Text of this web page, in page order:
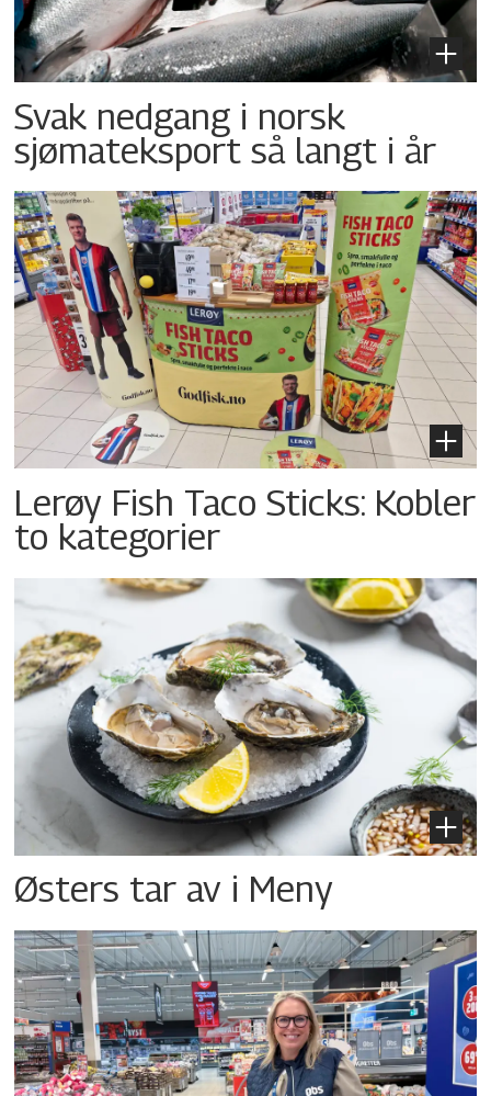
Svak nedgang i norsk
sjømateksport så langt i år
Lerøy Fish Taco Sticks: Kobler
to kategorier
Østers tar av i Meny